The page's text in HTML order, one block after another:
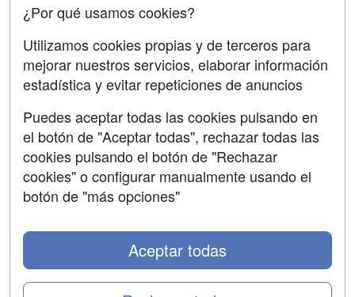
Copyleft
Grupo formazion:
¿Por qué usamos cookies?
Utilizamos cookies propias y de terceros para
mejorar nuestros servicios, elaborar información
estadística y evitar repeticiones de anuncios
Puedes aceptar todas las cookies pulsando en
el botón de "Aceptar todas", rechazar todas las
cookies pulsando el botón de "Rechazar
cookies" o configurar manualmente usando el
botón de "más opciones"
Aceptar todas